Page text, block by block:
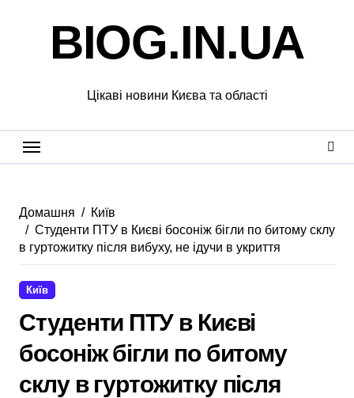
BIOG.IN.UA
Цікаві новини Києва та області
Домашня
Київ
Студенти ПТУ в Києві босоніж бігли по битому склу
в гуртожитку після вибуху, не ідучи в укриття
Київ
Студенти ПТУ в Києві
босоніж бігли по битому
склу в гуртожитку після